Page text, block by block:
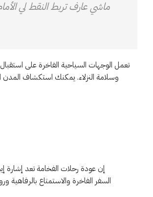
ماشي عارف تربط النقط لي
تعمل الوجهات السياحية الفاخرة على
وسلامة النزلاء. يمكنك استكشاف المدن
إن عودة رحلات الفخامة تعد إشارة
السفر الفاخرة والاستمتاع